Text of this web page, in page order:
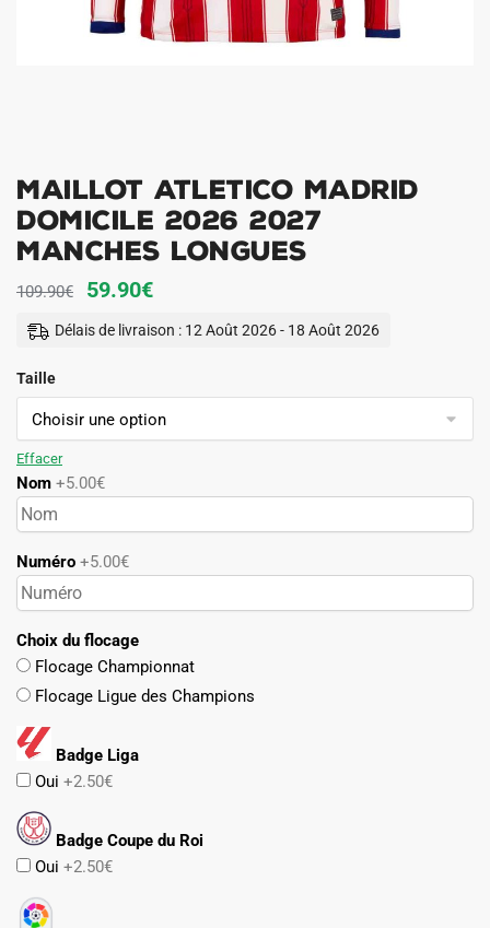
Maillot Atletico Madrid
Domicile 2026 2027
Manches Longues
109.90€
Le
prix
109.90€.
59.90€Le
59.90€.
Délais de livraison : 12 Août 2026 - 18 Août 2026
Taille
Effacer
Nom +5.00€
Numéro +5.00€
Choix du flocage
Flocage Championnat
Flocage Ligue des Champions
Badge Liga
Oui +2.50€
Badge Coupe du Roi
Oui +2.50€